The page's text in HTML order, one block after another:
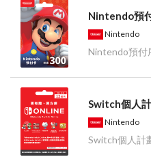
Nintendo預
Nintendo
Nintendo預付
Switch個人
Nintendo
Switch個人計